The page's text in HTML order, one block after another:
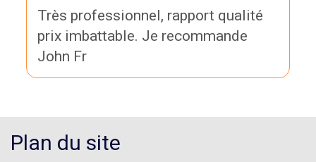
Très professionnel, rapport qualité
prix imbattable. Je recommande
John Fr
Plan du site